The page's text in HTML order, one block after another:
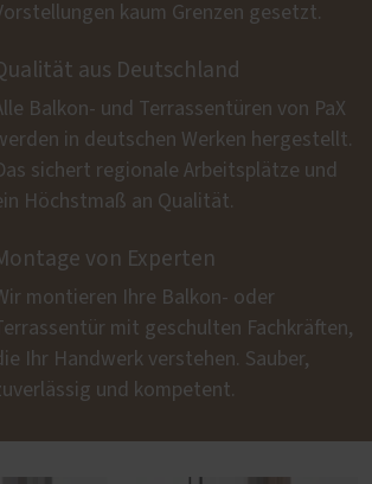
kaum Grenzen gesetzt.
aus Deutschland
Balkon- und Terrassentüren von PaX
in deutschen Werken hergestellt.
sichert regionale Arbeitsplätze und
Höchstmaß an Qualität.
von Experten
montieren Ihre Balkon- oder
mit geschulten Fachkräften,
Ihr Handwerk verstehen. Sauber,
und kompetent.